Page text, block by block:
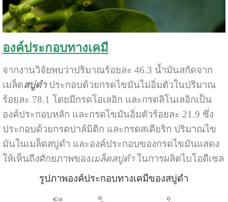
องค์ประกอบทางเคมี
จากงานวิจัยพบว่าปริมาณร้อยละ 46.3 น้ำมันสกัดจาก
เมล็ดสบู่ดำประกอบด้วยกรดไขมันไม่อิ่มตัวในปริมาณ
ร้อยละ 78.1 โดยมีกรดโอเลอิก และกรดลิโนเลอิกเป็น
องค์ประกอบหลัก และกรดไขมันอิ่มตัวร้อยละ 21.9 ซึ่ง
ประกอบด้วยกรดปาล์มิติก และกรดสเตียริก ปริมาณไข
มันในเมล็ดสบู่ดำ และองค์ประกอบของกรดไขมันแสดง
ให้เห็นถึงศักยภาพของเมล็ดสบู่ดำ ในการผลิตไบโอดีเซล
รูปภาพองค์ประกอบทางเคมีของสบู่ดำ